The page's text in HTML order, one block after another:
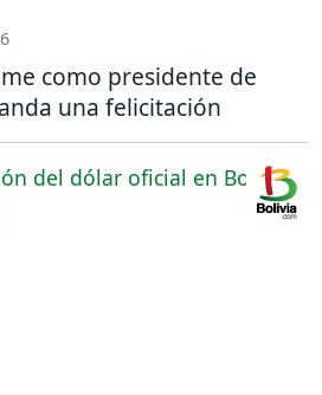
como presidente de
una felicitación